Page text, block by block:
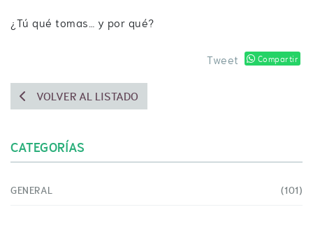
¿Tú qué tomas… y por qué?
Tweet
Compartir
VOLVER AL LISTADO
CATEGORÍAS
GENERAL (101)